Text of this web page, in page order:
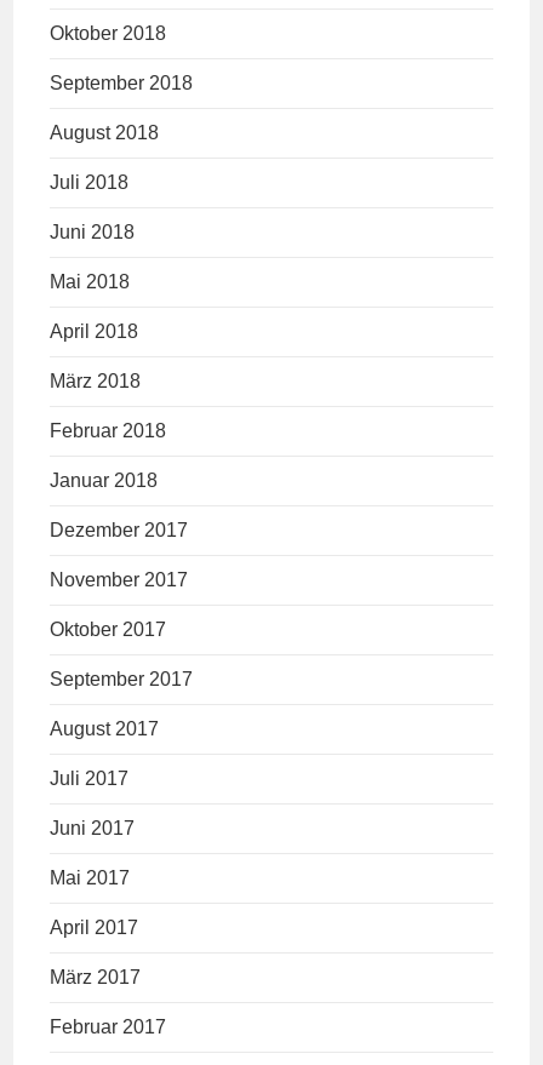
Oktober 2018
September 2018
August 2018
Juli 2018
Juni 2018
Mai 2018
April 2018
März 2018
Februar 2018
Januar 2018
Dezember 2017
November 2017
Oktober 2017
September 2017
August 2017
Juli 2017
Juni 2017
Mai 2017
April 2017
März 2017
Februar 2017